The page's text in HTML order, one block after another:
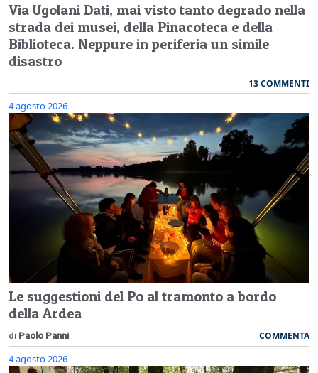
Via Ugolani Dati, mai visto tanto degrado nella
strada dei musei, della Pinacoteca e della
Biblioteca. Neppure in periferia un simile
disastro
13 COMMENTI
4 agosto 2026
Le suggestioni del Po al tramonto a bordo
della Ardea
di Paolo Panni COMMENTA
4 agosto 2026